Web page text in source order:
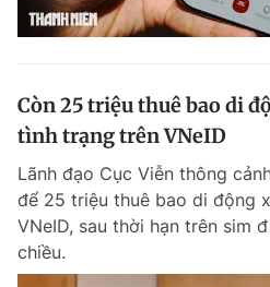
Còn 25 triệu thuê bao di
tình trạng trên VNeID
Lãnh đạo Cục Viễn thông
để 25 triệu thuê bao di động
VNeID, sau thời hạn trên sim
chiều.